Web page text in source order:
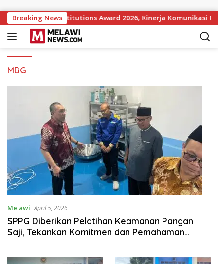
Breaking News
Government Institutions Award 2026, Kinerja Komunikasi
MBG
Melawi April 5, 2026
SPPG Diberikan Pelatihan Keamanan Pangan
Saji, Tekankan Komitmen dan Pemahaman